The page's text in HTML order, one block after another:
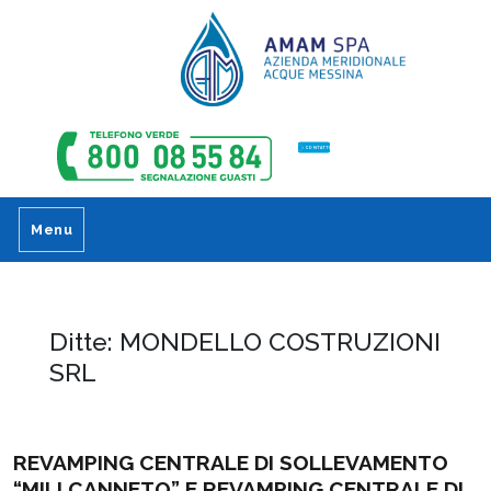
CONTATTI
Menu
Ditte: MONDELLO COSTRUZIONI
SRL
REVAMPING CENTRALE DI SOLLEVAMENTO